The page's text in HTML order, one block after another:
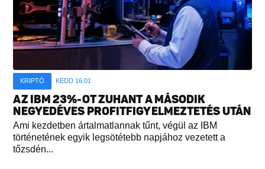
KRIPTÓ KEDD 16:01
AZ IBM 23%-OT ZUHANT A MÁSODIK
NEGYEDÉVES PROFITFIGYELMEZTETÉS UTÁN
Ami kezdetben ártalmatlannak tűnt, végül az IBM
történetének egyik legsötétebb napjához vezetett a
tőzsdén...